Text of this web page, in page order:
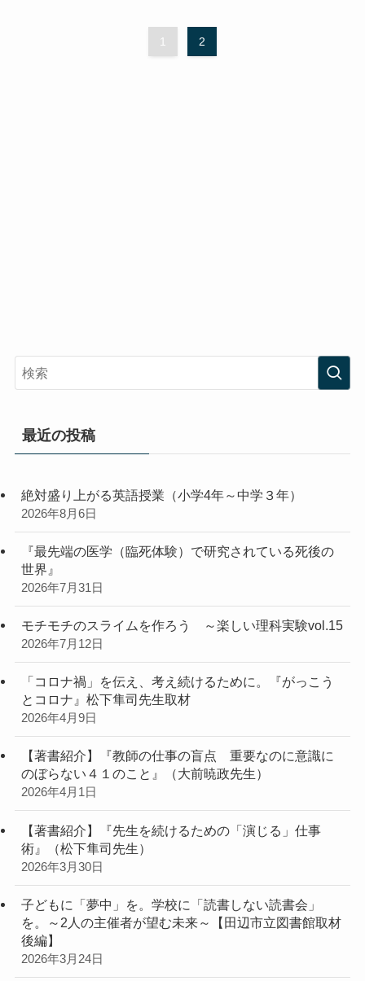
1 2
最近の投稿
絶対盛り上がる英語授業（小学4年～中学３年）
2026年8月6日
『最先端の医学（臨死体験）で研究されている死後の
世界』
2026年7月31日
モチモチのスライムを作ろう ～楽しい理科実験vol.15
2026年7月12日
「コロナ禍」を伝え、考え続けるために。『がっこう
とコロナ』松下隼司先生取材
2026年4月9日
【著書紹介】『教師の仕事の盲点 重要なのに意識に
のぼらない４１のこと』（大前暁政先生）
2026年4月1日
【著書紹介】『先生を続けるための「演じる」仕事
術』（松下隼司先生）
2026年3月30日
子どもに「夢中」を。学校に「読書しない読書会」
を。～2人の主催者が望む未来～【田辺市立図書館取材
後編】
2026年3月24日